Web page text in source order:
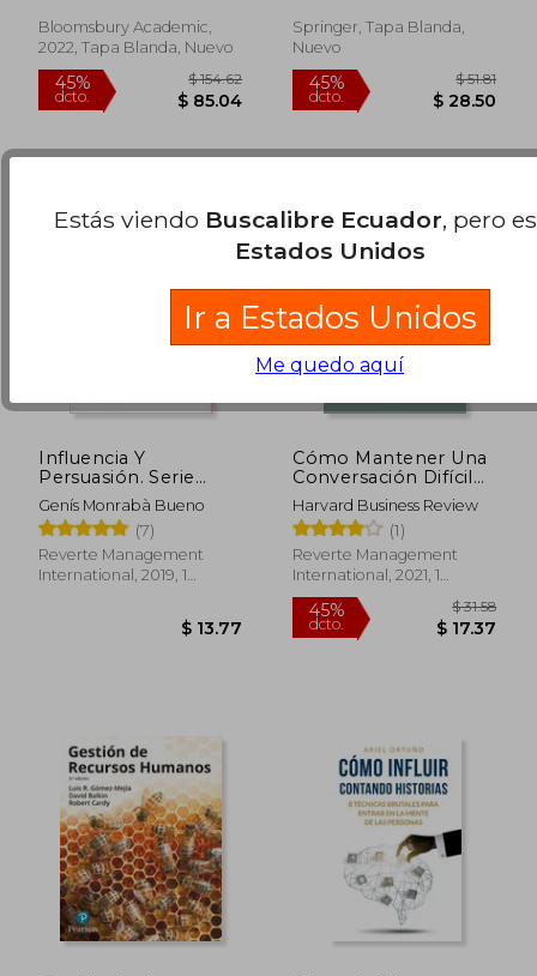
45%
dcto. $ 28.14
45%
dcto.
$ 13.45
45%
dcto. $
Bloomsbury Academic,
2022, Tapa Blanda, Nuevo
Springer, Tapa Blanda,
Nuevo
Influencia Y
Persuasión. Serie
Inteligencia
Emocional HBR
(Influence and
Persuasion Spanish
Edition)
Genís Monrabà Bueno
(7)
Reverte Management
International, 2019, 1
Cómo Mantener Una
Conversación Difícil
(Difficult
Conversations
Spanish Edition)
Harvard Business Review
(1)
Reverte Management
International, 2021, 1
Edición, Tapa Blanda,
Nuevo
Estás viendo Buscalibre Ecuador, pero
Estados Unidos
Ir a Estados Unidos
Me quedo aquí